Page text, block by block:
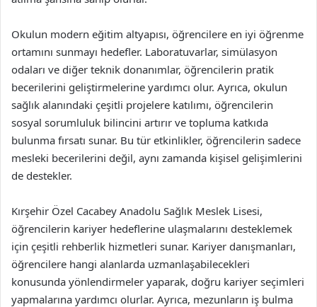
Okulun modern eğitim altyapısı, öğrencilere en iyi öğrenme
ortamını sunmayı hedefler. Laboratuvarlar, simülasyon
odaları ve diğer teknik donanımlar, öğrencilerin pratik
becerilerini geliştirmelerine yardımcı olur. Ayrıca, okulun
sağlık alanındaki çeşitli projelere katılımı, öğrencilerin
sosyal sorumluluk bilincini artırır ve topluma katkıda
bulunma fırsatı sunar. Bu tür etkinlikler, öğrencilerin sadece
mesleki becerilerini değil, aynı zamanda kişisel gelişimlerini
de destekler.
Kırşehir Özel Cacabey Anadolu Sağlık Meslek Lisesi,
öğrencilerin kariyer hedeflerine ulaşmalarını desteklemek
için çeşitli rehberlik hizmetleri sunar. Kariyer danışmanları,
öğrencilere hangi alanlarda uzmanlaşabilecekleri
konusunda yönlendirmeler yaparak, doğru kariyer seçimleri
yapmalarına yardımcı olurlar. Ayrıca, mezunların iş bulma